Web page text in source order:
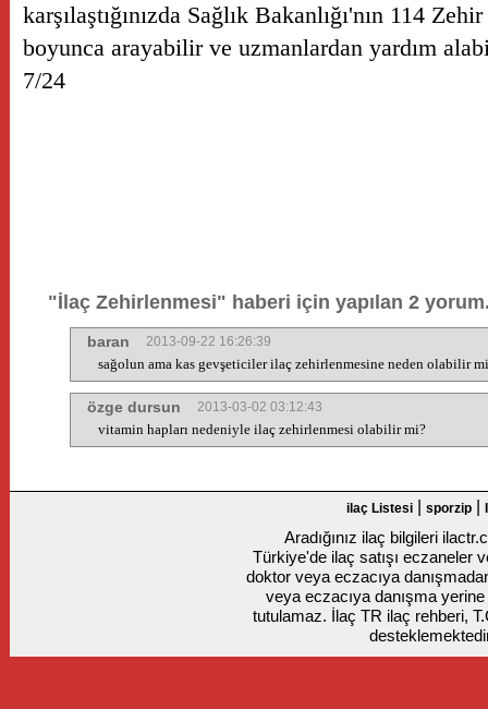
karşılaştığınızda Sağlık Bakanlığı'nın 114
boyunca arayabilir ve uzmanlardan yardım
7/24
"İlaç Zehirlenmesi" haberi için yapılan 2
baran 2013-09-22 16:26:39
sağolun ama kas gevşeticiler ilaç zehirlenmesine neden olabilir
özge dursun 2013-03-02 03:12:43
vitamin hapları nedeniyle ilaç zehirlenmesi olabilir mi?
ilaç Listesi sporzip
Aradığınız ilaç bilgileri
Türkiye'de ilaç satışı eczaneler
doktor veya eczacıya
veya eczacıya danışma
tutulamaz. İlaç TR ilaç rehberi,